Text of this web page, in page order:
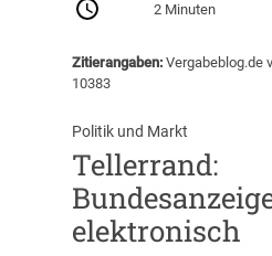
2 Minuten
Zitierangaben:Vergabeblog.de
10383
Politik und Markt
Tellerrand:
elektronisch